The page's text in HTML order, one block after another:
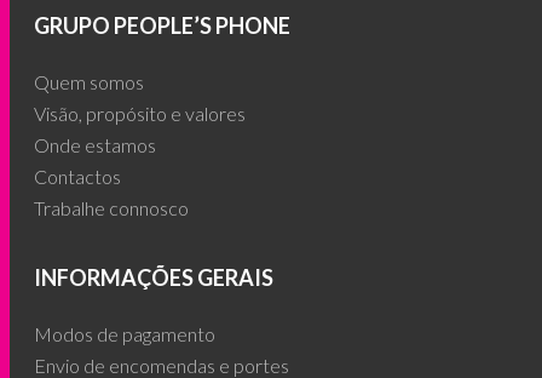
GRUPO PEOPLE’S PHONE
Quem somos
Visão, propósito e valores
Onde estamos
Contactos
Trabalhe connosco
INFORMAÇÕES GERAIS
Modos de pagamento
Envio de encomendas e portes